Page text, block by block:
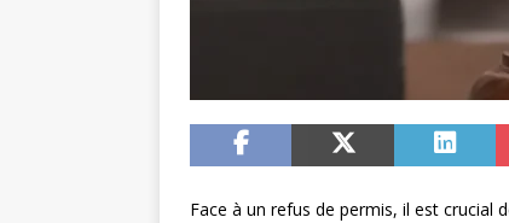
Face à un refus de permis, il est crucial